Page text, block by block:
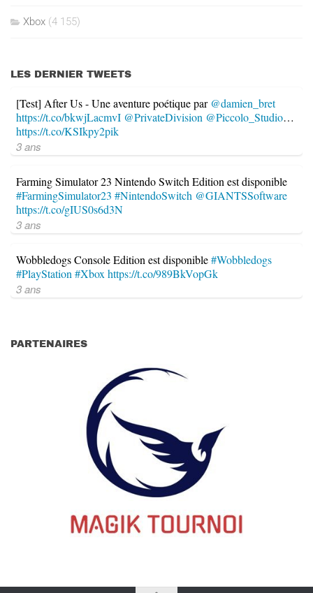
Xbox (4 155)
LES DERNIER TWEETS
[Test] After Us - Une aventure poétique par @damien_bret
https://t.co/bkwjLacmvI @PrivateDivision @Piccolo_Studio…
https://t.co/KSIkpy2pik
3 ans
Farming Simulator 23 Nintendo Switch Edition est disponible
#FarmingSimulator23 #NintendoSwitch @GIANTSSoftware
https://t.co/gIUS0s6d3N
3 ans
Wobbledogs Console Edition est disponible#Wobbledogs
#PlayStation#Xboxhttps://t.co/989BkVopGk
3 ans
PARTENAIRES